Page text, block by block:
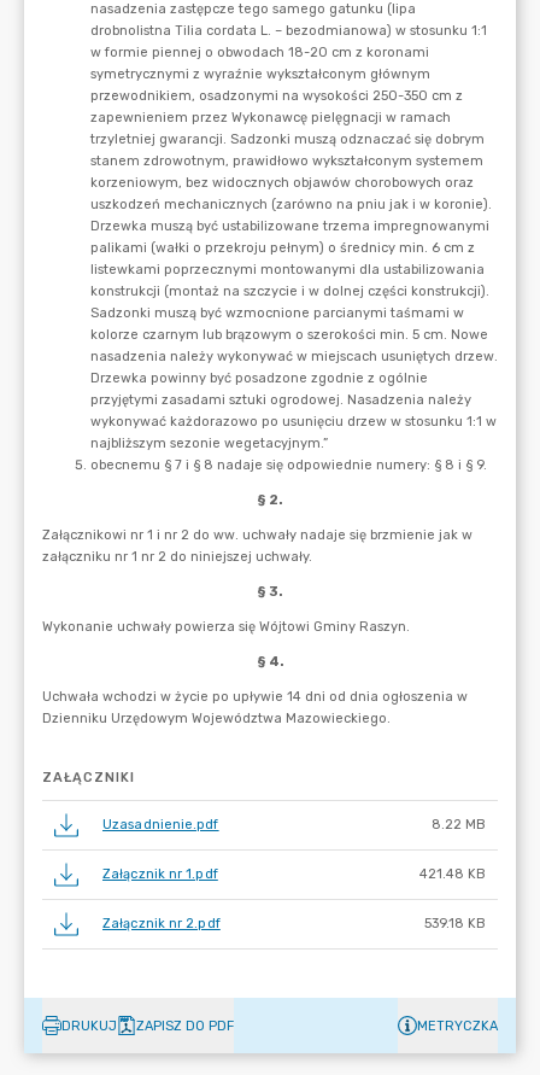
ZAŁĄCZNIKI
Uzasadnienie.pdf 8.22 MB
Załącznik nr 1.pdf 421.48 KB
Załącznik nr 2.pdf 539.18 KB
DRUKUJ ZAPISZ DO PDF METRYCZKA